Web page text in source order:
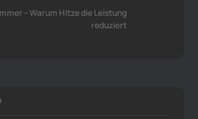
– Warum Hitze die Leistung
reduziert